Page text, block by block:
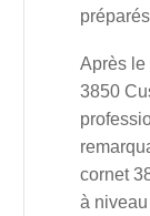
Après le
3850
cornet
à